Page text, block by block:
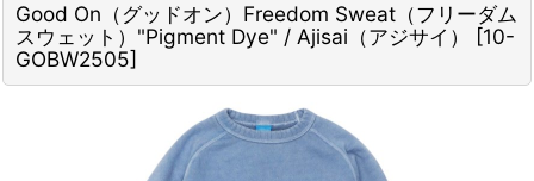
Good On（グッドオン）Freedom Sweat（フリーダム
スウェット）"Pigment Dye" / Ajisai（アジサイ）
[10-
GOBW2505]